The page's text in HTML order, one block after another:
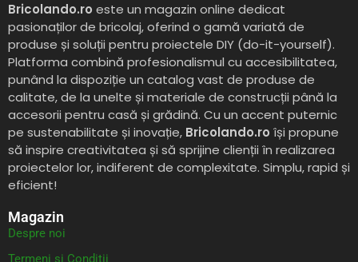
Bricolando.ro este un magazin online dedicat
pasionaților de bricolaj, oferind o gamă variată de
produse și soluții pentru proiectele DIY (do-it-yourself).
Platforma combină profesionalismul cu accesibilitatea,
punând la dispoziție un catalog vast de produse de
calitate, de la unelte și materiale de construcții până la
accesorii pentru casă și grădină. Cu un accent puternic
pe sustenabilitate și inovație, Bricolando.ro își propune
să inspire creativitatea și să sprijine clienții în realizarea
proiectelor lor, indiferent de complexitate. Simplu, rapid și
eficient!
Magazin
Despre noi